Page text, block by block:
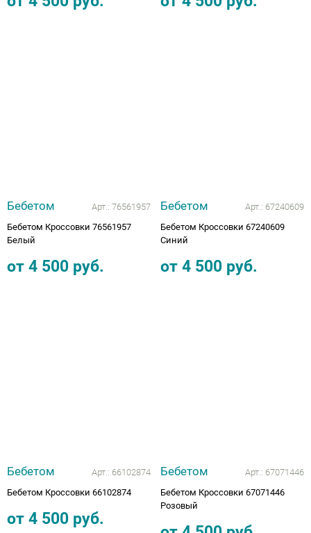
Бебетом Арт.: 76561957
Бебетом Кроссовки 76561957
Белый
от 4 500 руб.
Бебетом Арт.: 67240609
Бебетом Кроссовки 67240609
Синий
от 4 500 руб.
Бебетом Арт.: 66102874
Бебетом Кроссовки 66102874
от 4 500 руб.
Бебетом Арт.: 67071446
Бебетом Кроссовки 67071446
Розовый